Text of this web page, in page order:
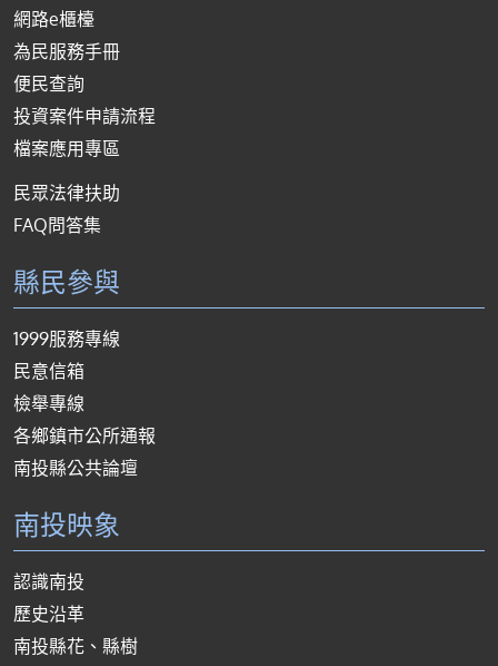
網路e櫃檯
為民服務手冊
便民查詢
投資案件申請流程
檔案應用專區
民眾法律扶助
FAQ問答集
縣民參與
1999服務專線
民意信箱
檢舉專線
各鄉鎮市公所通報
南投縣公共論壇
南投映象
認識南投
歷史沿革
南投縣花、縣樹